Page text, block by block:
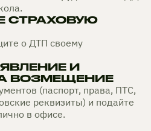
СТРАХОВУЮ
о ДТП своему
И
ВОЗМЕЩЕНИЕ
(паспорт, права, ПТС,
реквизиты) и подайте
в офисе.